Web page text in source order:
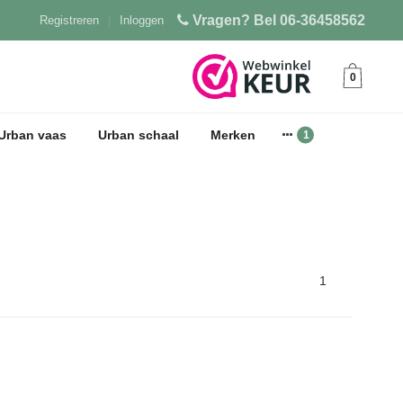
Vragen? Bel 06-36458562
Inloggen
Registreren
0
vaas Urban schaal Merken
1